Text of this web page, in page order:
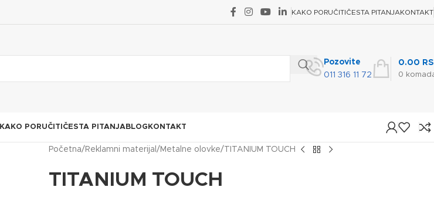
KAKO PORUČITIČESTA PITANJAKONTAKT
Pozovite
011 316 11 72
0
0.00
KAKO PORUČITI ČESTA PITANJABLOG KONTAKT
Početna Reklamni materijal Metalne olovke TITANIUM TOUCH
TITANIUM TOUCH